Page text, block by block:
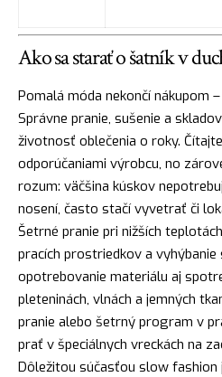
Ako sa starať o šatník v
Pomalá móda nekončí nákupom
Správne pranie, sušenie a
životnosť oblečenia o roky.
odporúčaniami výrobcu, no
rozum: väčšina kúskov
nosení, často stačí vyvetrať či
Šetrné pranie pri nižších
pracích prostriedkov a vyhýbanie
opotrebovanie materiálu aj
pleteninách, vlnách a jemných
pranie alebo šetrný program v
prať v špeciálnych vreckách na
Dôležitou súčasťou slow